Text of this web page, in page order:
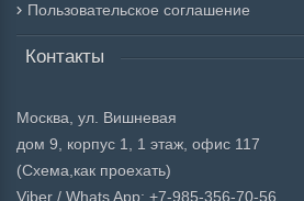
Пользовательское соглашение
Контакты
Москва, ул. Вишневая
дом 9, корпус 1, 1 этаж, офис 117
(Схема, как проехать)
Viber / Whats App: +7-985-356-70-56